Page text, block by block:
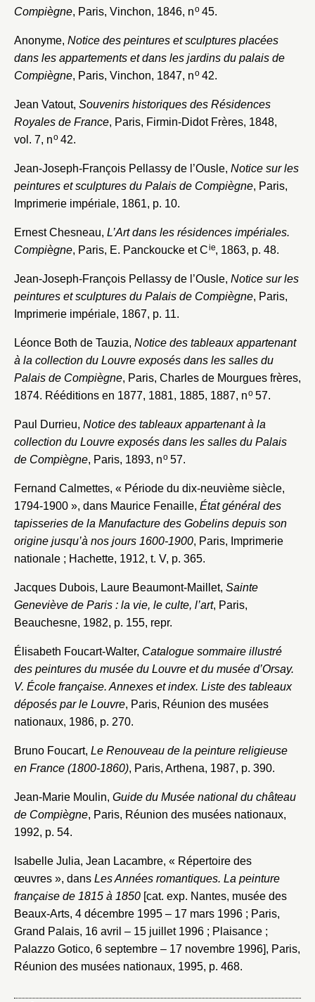
Compiègne, Paris, Vinchon, 1846, no45.
Anonyme, Notice des peintures et sculptures placées
dans les appartements et dans les jardins du palais de
Compiègne, Paris, Vinchon, 1847, no42.
Jean Vatout, Souvenirs historiques des Résidences
Royales de France, Paris, Firmin-Didot Frères, 1848,
vol. 7, no42.
Jean-Joseph-François Pellassy de l’Ousle, Notice sur les
peintures et sculptures du Palais de Compiègne, Paris,
Imprimerie impériale, 1861, p. 10.
Ernest Chesneau, L’Art dans les résidences impériales.
Compiègne, Paris, E. Panckoucke et Cie, 1863, p. 48.
Jean-Joseph-François Pellassy de l’Ousle, Notice sur les
peintures et sculptures du Palais de Compiègne, Paris,
Imprimerie impériale, 1867, p. 11.
Léonce Both de Tauzia, Notice des tableaux appartenant
à la collection du Louvre exposés dans les salles du
Palais de Compiègne, Paris, Charles de Mourgues frères,
1874. Rééditions en 1877, 1881, 1885, 1887, no57.
Paul Durrieu, Notice des tableaux appartenant à la
collection du Louvre exposés dans les salles du Palais
de Compiègne, Paris, 1893, no57.
Fernand Calmettes, « Période du dix-neuvième siècle,
1794-1900 », dans Maurice Fenaille, État général des
tapisseries de la Manufacture des Gobelins depuis son
origine jusqu’à nos jours 1600-1900, Paris, Imprimerie
nationale ; Hachette, 1912, t. V, p. 365.
Jacques Dubois, Laure Beaumont-Maillet, Sainte
Geneviève de Paris : la vie, le culte, l’art, Paris,
Beauchesne, 1982, p. 155, repr.
Élisabeth Foucart-Walter, Catalogue sommaire illustré
des peintures du musée du Louvre et du musée d’Orsay.
V. École française. Annexes et index. Liste des tableaux
déposés par le Louvre, Paris, Réunion des musées
nationaux, 1986, p. 270.
Bruno Foucart, Le Renouveau de la peinture religieuse
en France (1800-1860), Paris, Arthena, 1987, p. 390.
Jean-Marie Moulin, Guide du Musée national du château
de Compiègne, Paris, Réunion des musées nationaux,
1992, p. 54.
Isabelle Julia, Jean Lacambre, « Répertoire des
œuvres », dans Les Années romantiques. La peinture
française de 1815 à 1850 [cat. exp. Nantes, musée des
Beaux-Arts, 4 décembre 1995 – 17 mars 1996 ; Paris,
Grand Palais, 16 avril – 15 juillet 1996 ; Plaisance ;
Palazzo Gotico, 6 septembre – 17 novembre 1996], Paris,
Réunion des musées nationaux, 1995, p. 468.
Vous n'êtes pas encore inscrit ?Créer un compte
Vous avez oublié votre mot de passe ?Cliquez ici